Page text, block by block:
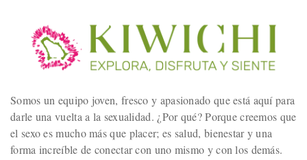
Somos un equipo joven, fresco y apasionado que está aquí para
darle una vuelta a la sexualidad. ¿Por qué? Porque creemos que
el sexo es mucho más que placer; es salud, bienestar y una
forma increíble de conectar con uno mismo y con los demás.